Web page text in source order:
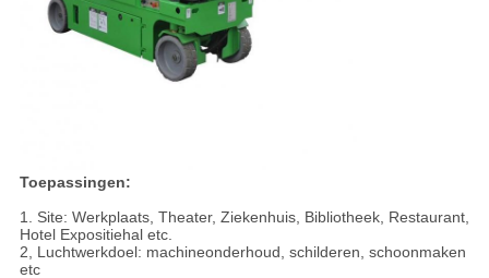
Toepassingen:
1. Site: Werkplaats, Theater, Ziekenhuis, Bibliotheek, Restaurant,
Hotel Expositiehal etc.
2, Luchtwerkdoel: machineonderhoud, schilderen, schoonmaken
etc